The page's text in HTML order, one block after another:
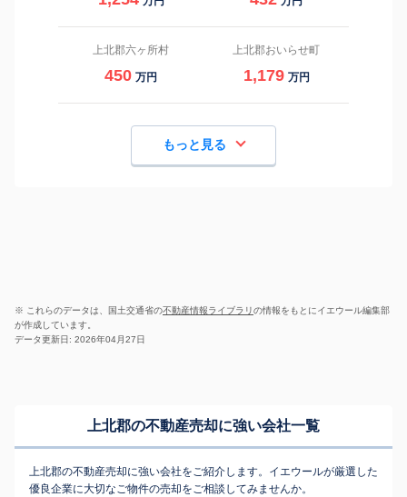
上北郡六ヶ所村
450 万円
上北郡おいらせ町
1,179 万円
もっと見る
※ これらのデータは、国土交通省の不動産情報ライブラリの情報をもとにイエウール編集部
が作成しています。
データ更新日: 2026年04月27日
上北郡の不動産売却に強い会社一覧
上北郡の不動産売却に強い会社をご紹介します。イエウールが厳選した
優良企業に大切なご物件の売却をご相談してみませんか。